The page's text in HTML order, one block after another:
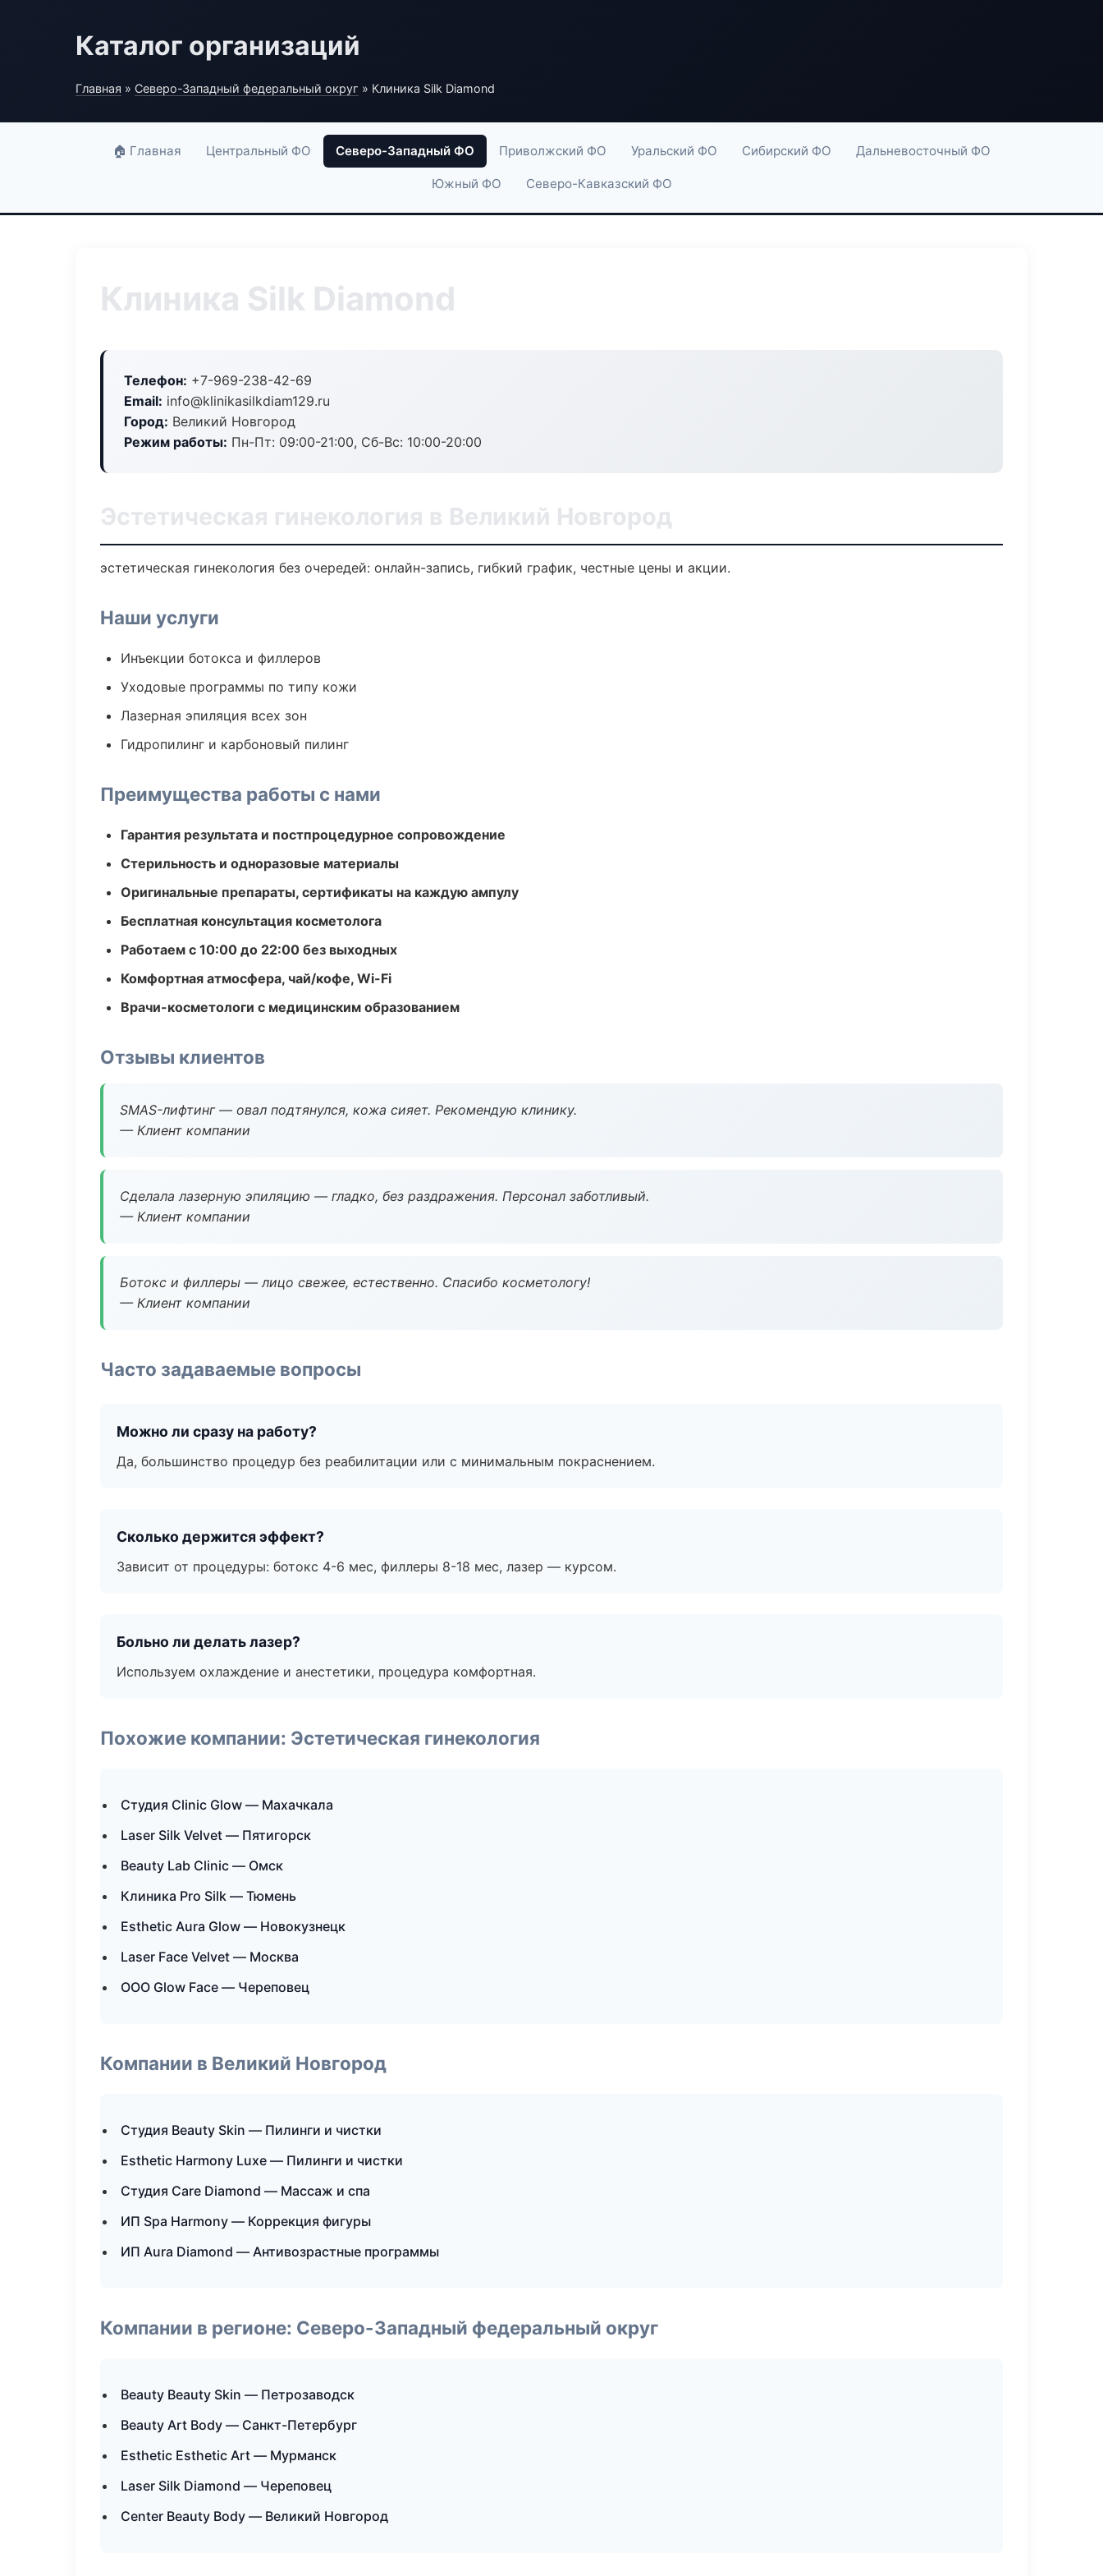
Каталог организаций
Главная » Северо-Западный федеральный округ » Клиника Silk Diamond
🏠 Главная Центральный ФО Северо-Западный ФО Приволжский ФО Уральский ФО Сибирский ФО Дальневосточный ФО
Южный ФО Северо-Кавказский ФО
Клиника Silk Diamond
Телефон: +7-969-238-42-69
Email: info@klinikasilkdiam129.ru
Город: Великий Новгород
Режим работы: Пн-Пт: 09:00-21:00, Сб-Вс: 10:00-20:00
Эстетическая гинекология в Великий Новгород
эстетическая гинекология без очередей: онлайн-запись, гибкий график, честные цены и акции.
Наши услуги
Инъекции ботокса и филлеров
Уходовые программы по типу кожи
Лазерная эпиляция всех зон
Гидропилинг и карбоновый пилинг
Преимущества работы с нами
Гарантия результата и постпроцедурное сопровождение
Стерильность и одноразовые материалы
Оригинальные препараты, сертификаты на каждую ампулу
Бесплатная консультация косметолога
Работаем с 10:00 до 22:00 без выходных
Комфортная атмосфера, чай/кофе, Wi-Fi
Врачи-косметологи с медицинским образованием
Отзывы клиентов
SMAS-лифтинг — овал подтянулся, кожа сияет. Рекомендую клинику.
— Клиент компании
Сделала лазерную эпиляцию — гладко, без раздражения. Персонал заботливый.
— Клиент компании
Ботокс и филлеры — лицо свежее, естественно. Спасибо косметологу!
— Клиент компании
Часто задаваемые вопросы
Можно ли сразу на работу?
Да, большинство процедур без реабилитации или с минимальным покраснением.
Сколько держится эффект?
Зависит от процедуры: ботокс 4-6 мес, филлеры 8-18 мес, лазер — курсом.
Больно ли делать лазер?
Используем охлаждение и анестетики, процедура комфортная.
Похожие компании: Эстетическая гинекология
Студия Clinic Glow — Махачкала
Laser Silk Velvet — Пятигорск
Beauty Lab Clinic — Омск
Клиника Pro Silk — Тюмень
Esthetic Aura Glow — Новокузнецк
Laser Face Velvet — Москва
ООО Glow Face — Череповец
Компании в Великий Новгород
Студия Beauty Skin — Пилинги и чистки
Esthetic Harmony Luxe — Пилинги и чистки
Студия Care Diamond — Массаж и спа
ИП Spa Harmony — Коррекция фигуры
ИП Aura Diamond — Антивозрастные программы
Компании в регионе: Северо-Западный федеральный округ
Beauty Beauty Skin — Петрозаводск
Beauty Art Body — Санкт-Петербург
Esthetic Esthetic Art — Мурманск
Laser Silk Diamond — Череповец
Center Beauty Body — Великий Новгород